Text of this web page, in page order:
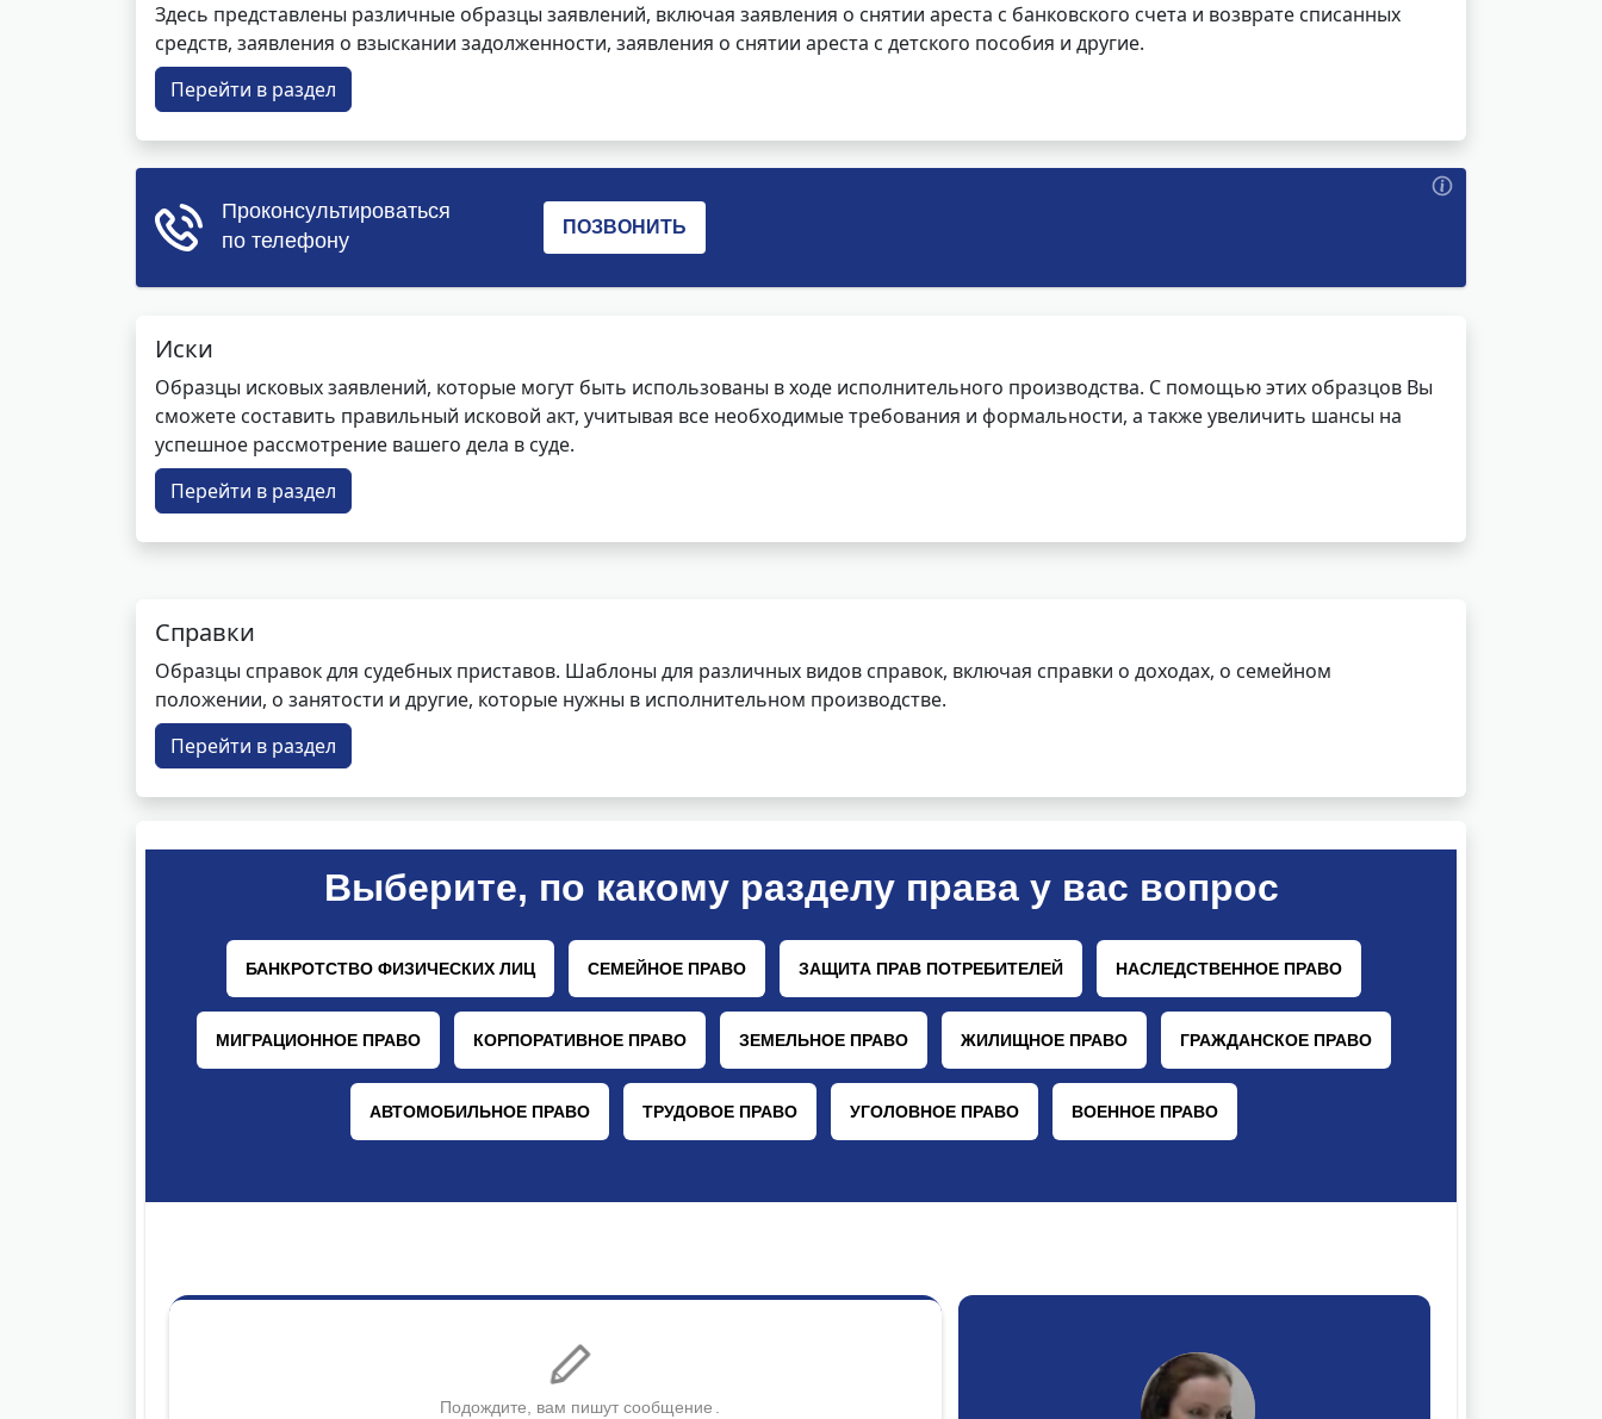
Здесь представлены различные образцы заявлений, включая заявления о снятии ареста с банковского счета и возврате списанных
средств, заявления о взыскании задолженности, заявления о снятии ареста с детского пособия и другие.
Перейти в раздел
Иски
Образцы исковых заявлений, которые могут быть использованы в ходе исполнительного производства. С помощью этих образцов Вы
сможете составить правильный исковой акт, учитывая все необходимые требования и формальности, а также увеличить шансы на
успешное рассмотрение вашего дела в суде.
Перейти в раздел
Справки
Образцы справок для судебных приставов. Шаблоны для различных видов справок, включая справки о доходах, о семейном
положении, о занятости и другие, которые нужны в исполнительном производстве.
Перейти в раздел